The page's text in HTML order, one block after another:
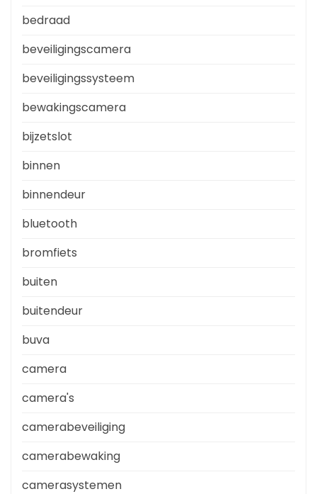
bedraad
beveiligingscamera
beveiligingssysteem
bewakingscamera
bijzetslot
binnen
binnendeur
bluetooth
bromfiets
buiten
buitendeur
buva
camera
camera's
camerabeveiliging
camerabewaking
camerasystemen